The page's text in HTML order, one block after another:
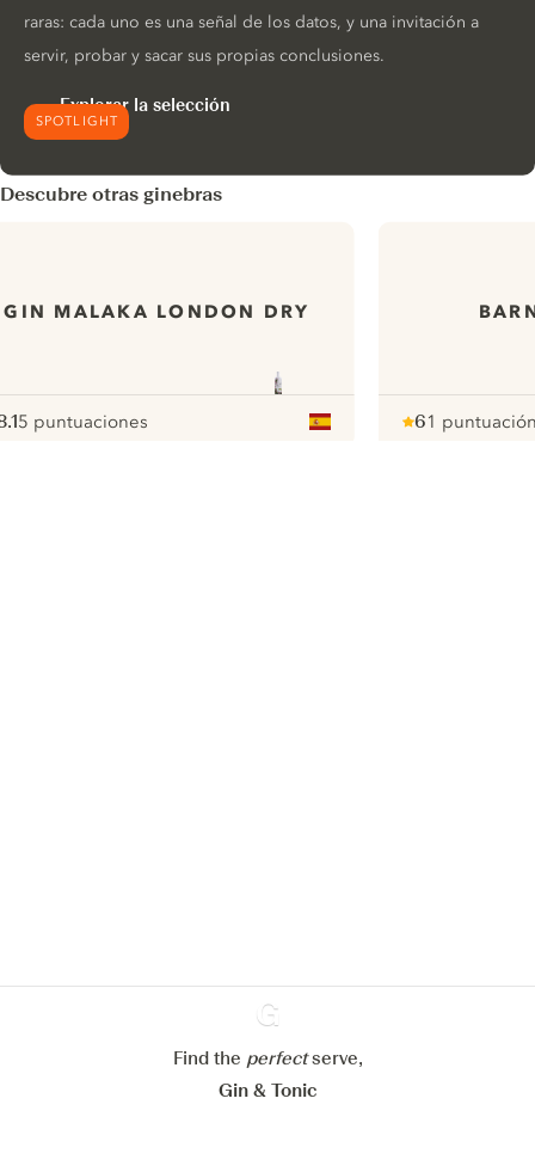
SPOTLIGHT
raras: cada uno es una señal de los datos, y una invitación a
servir, probar y sacar sus propias conclusiones.
Explorar la selección
Descubre otras ginebras
GIN MALAKA LONDON DRY
:
pour
5 puntuaciones
Note :
6
pour
1
Ginventory
Find the perfectserve,
Gin & Tonic